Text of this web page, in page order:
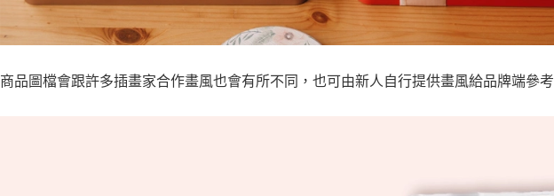
商品圖檔會跟許多插畫家合作畫風也會有所不同，也可由新人自行提供畫風給品牌端參